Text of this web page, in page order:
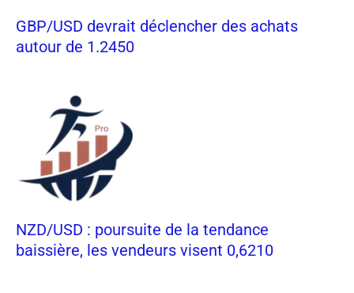
GBP/USD devrait déclencher des achats
autour de 1.2450
NZD/USD : poursuite de la tendance
baissière, les vendeurs visent 0,6210